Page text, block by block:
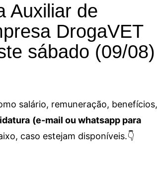
Auxiliar de
DrogaVET
sábado (09/08)
salário, remuneração, benefícios,
(e-mail ou whatsapp para
caso estejam disponíveis.👇